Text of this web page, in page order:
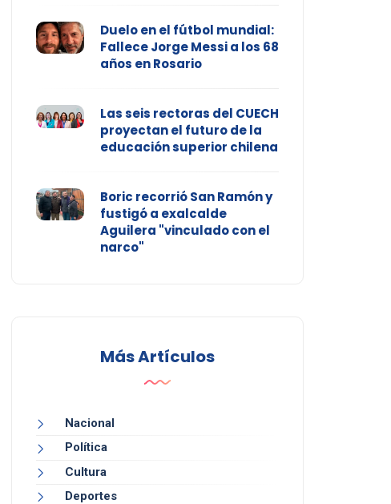
Duelo en el fútbol mundial:
Fallece Jorge Messi a los 68
años en Rosario
Las seis rectoras del CUECH
proyectan el futuro de la
educación superior chilena
Boric recorrió San Ramón y
fustigó a exalcalde
Aguilera "vinculado con el
narco"
Más Artículos
Nacional
Política
Cultura
Deportes